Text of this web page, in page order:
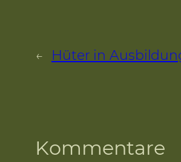
← Hüter in
Kommentare